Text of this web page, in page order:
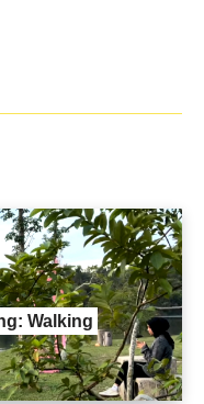
Walking